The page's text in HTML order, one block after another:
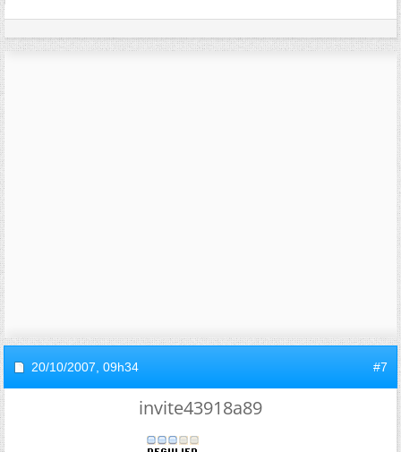
20/10/2007, 09h34 #7
invite43918a89